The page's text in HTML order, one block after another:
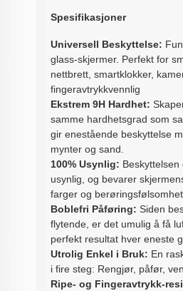
Spesifikasjoner
Universell Beskyttelse:
glass-skjermer. Perfekt for
nettbrett, smartklokker,
fingeravtrykkvennlig
Ekstrem 9H Hardhet:
samme hardhetsgrad som
gir enestående beskyttelse
mynter og sand.
100% Usynlig:
usynlig, og bevarer
farger og berøringsfølsomhet.
Boblefri Påføring: Siden
flytende, er det umulig å få
perfekt resultat hver eneste
Utrolig Enkel i Bruk: En
i fire steg: Rengjør, påfør,
Ripe- og Fingeravtrykk-